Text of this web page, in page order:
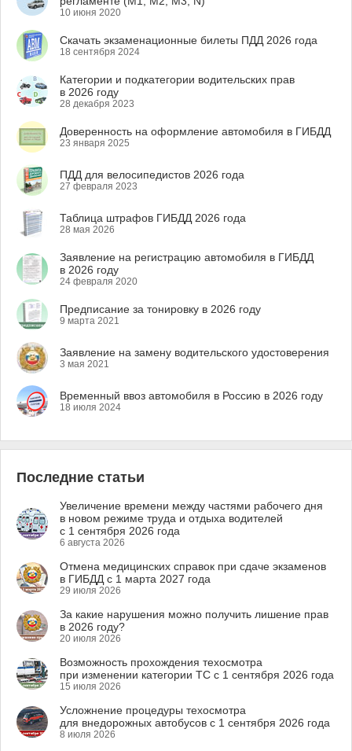
10 июня 2020
Скачать экзаменационные билеты ПДД 2026 года
18 сентября 2024
Категории и подкатегории водительских прав
в 2026 году
28 декабря 2023
Доверенность на оформление автомобиля в ГИБДД
23 января 2025
ПДД для велосипедистов 2026 года
27 февраля 2023
Таблица штрафов ГИБДД 2026 года
28 мая 2026
Заявление на регистрацию автомобиля в ГИБДД
в 2026 году
24 февраля 2020
Предписание за тонировку в 2026 году
9 марта 2021
Заявление на замену водительского удостоверения
3 мая 2021
Временный ввоз автомобиля в Россию в 2026 году
18 июля 2024
Последние статьи
Увеличение времени между частями рабочего дня
в новом режиме труда и отдыха водителей
с 1 сентября 2026 года
6 августа 2026
Отмена медицинских справок при сдаче экзаменов
в ГИБДД с 1 марта 2027 года
29 июля 2026
За какие нарушения можно получить лишение прав
в 2026 году?
20 июля 2026
Возможность прохождения техосмотра
при изменении категории ТС с 1 сентября 2026 года
15 июля 2026
Усложнение процедуры техосмотра
для внедорожных автобусов с 1 сентября 2026 года
8 июля 2026